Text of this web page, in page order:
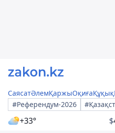
СаясатӘлемҚаржыОқиғаҚұқық
#Референдум-2026
+33° $